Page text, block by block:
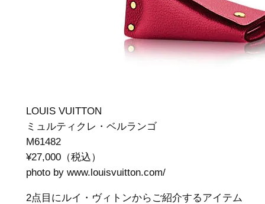
LOUIS VUITTON
ミュルティクレ・ベルランゴ
M61482
¥27,000（税込）
photo by www.louisvuitton.com/‎
2点目にルイ・ヴィトンからご紹介するアイテム